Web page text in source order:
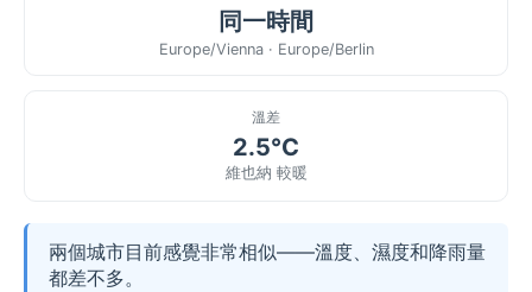
同一時間
Europe/Vienna · Europe/Berlin
溫差
2.5°C
維也納 較暖
兩個城市目前感覺非常相似——溫度、濕度和降雨量
都差不多。